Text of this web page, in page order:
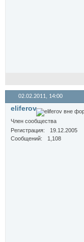
02.02.2011, 14:00
eliferov
Член сообщества
Регистрация
19.12.2005
Сообщений
1,108